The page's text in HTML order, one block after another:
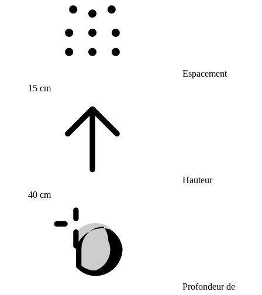
Espacement
15 cm
Hauteur
40 cm
Profondeur de